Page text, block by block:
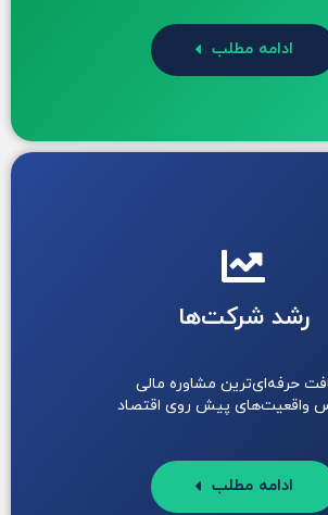
ادامه مطلب
رشد شرکت‌ها
حرفه‌ای‌ترین مشاوره مالی
واقعیت‌های پیش روی اقتصاد
ادامه مطلب